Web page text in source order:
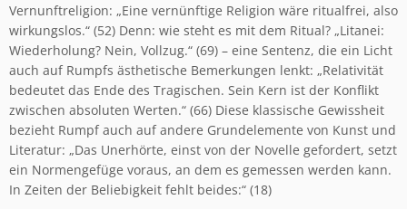
Vernunftreligion: „Eine vernünftige Religion wäre ritualfrei, also
wirkungslos.“ (52) Denn: wie steht es mit dem Ritual? „Litanei:
Wiederholung? Nein, Vollzug.“ (69) – eine Sentenz, die ein Licht
auch auf Rumpfs ästhetische Bemerkungen lenkt: „Relativität
bedeutet das Ende des Tragischen. Sein Kern ist der Konflikt
zwischen absoluten Werten.“ (66) Diese klassische Gewissheit
bezieht Rumpf auch auf andere Grundelemente von Kunst und
Literatur: „Das Unerhörte, einst von der Novelle gefordert, setzt
ein Normengefüge voraus, an dem es gemessen werden kann.
In Zeiten der Beliebigkeit fehlt beides:“ (18)